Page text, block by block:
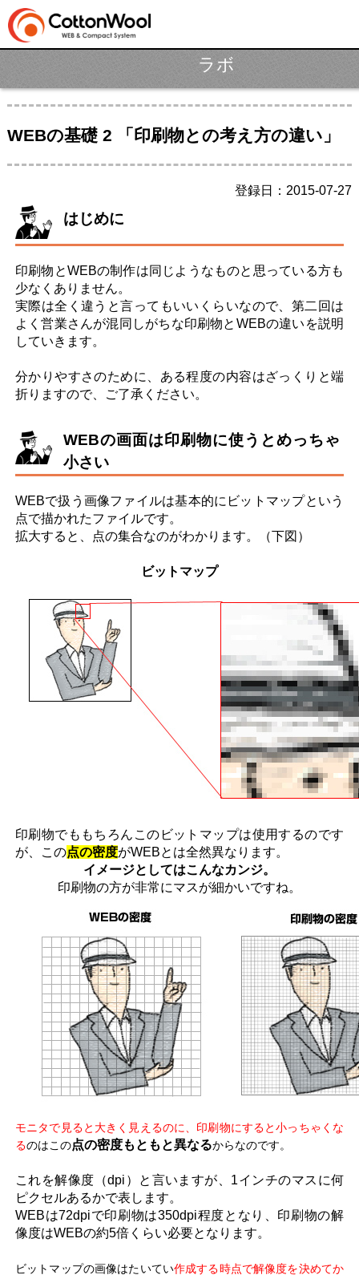
ラボ
WEBの基礎 2 「印刷物との考え方の違い」
登録日：2015-07-27
はじめに
印刷物とWEBの制作は同じようなものと思っている方も
少なくありません。
実際は全く違うと言ってもいいくらいなので、第二回は
よく営業さんが混同しがちな印刷物とWEBの違いを説明
していきます。
分かりやすさのために、ある程度の内容はざっくりと端
折りますので、ご了承ください。
WEBの画面は印刷物に使うとめっちゃ
小さい
WEBで扱う画像ファイルは基本的にビットマップという
点で描かれたファイルです。
拡大すると、点の集合なのがわかります。（下図）
ビットマップ
印刷物でももちろんこのビットマップは使用するのです
が、この点の密度がWEBとは全然異なります。
イメージとしてはこんなカンジ。
印刷物の方が非常にマスが細かいですね。
モニタで見ると大きく見えるのに、印刷物にすると小っちゃくな
るのはこの点の密度もともと異なるからなのです。
これを解像度（dpi）と言いますが、1インチのマスに何
ピクセルあるかで表します。
WEBは72dpiで印刷物は350dpi程度となり、印刷物の解
像度はWEBの約5倍くらい必要となります。
ビットマップの画像はたいてい作成する時点で解像度を決めてか
サービス
LABO
BLOG
会社概要